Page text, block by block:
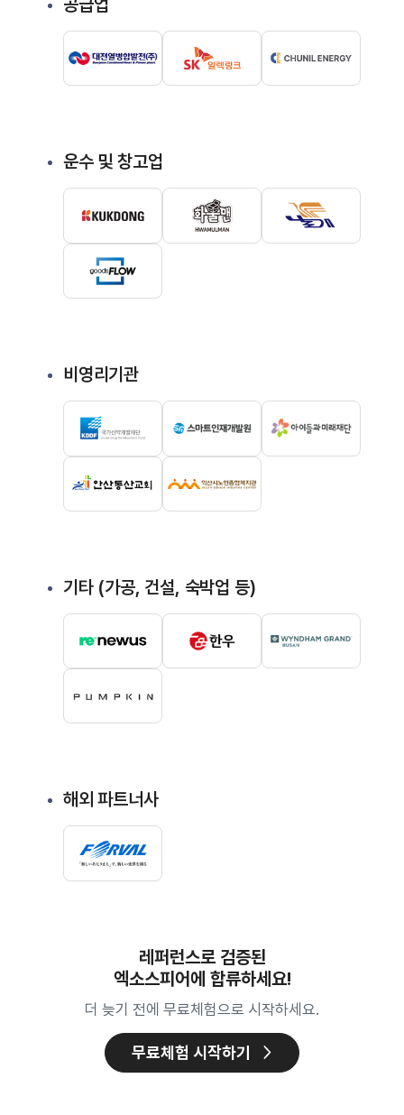
공급업
운수 및 창고업
비영리기관
기타 (가공, 건설, 숙박업 등)
해외 파트너사
레퍼런스로 검증된
엑소스피어에 합류하세요!
더 늦기 전에 무료체험으로 시작하세요.
무료체험 시작하기